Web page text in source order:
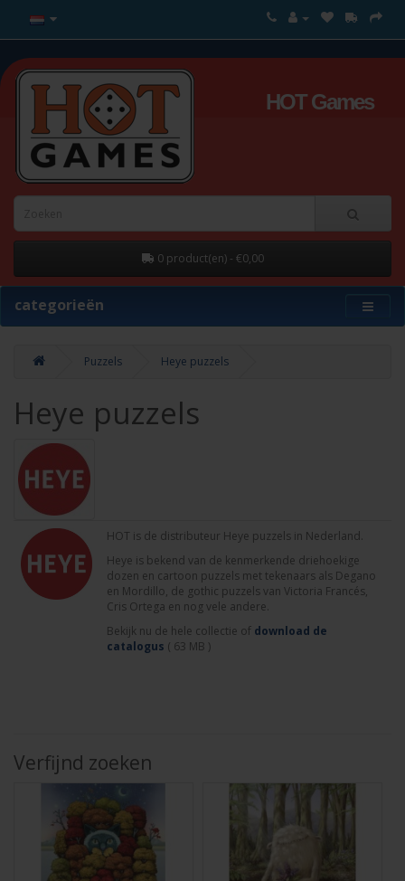
HOT Games
0 product(en) - €0,00
categorieën
Puzzels Heye puzzels
Heye puzzels
HOT is de distributeur Heye puzzels in Nederland.
Heye is bekend van de kenmerkende driehoekige
dozen en cartoon puzzels met tekenaars als Degano
en Mordillo, de gothic puzzels van Victoria Francés,
Cris Ortega en nog vele andere.
Bekijk nu de hele collectie of download de
catalogus ( 63 MB )
Verfijnd zoeken